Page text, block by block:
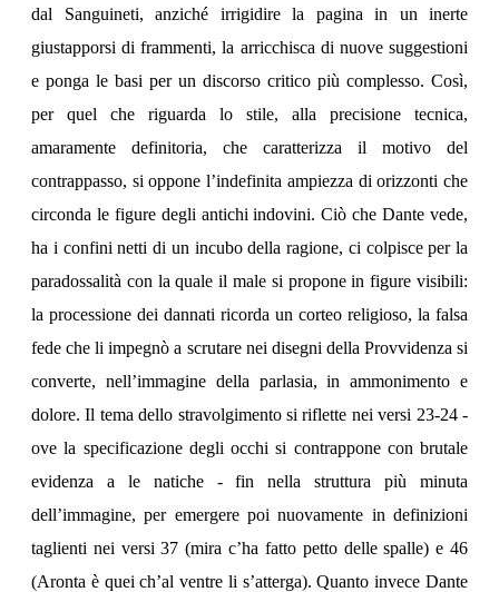
dal Sanguineti, anziché irrigidire la pagina in un inerte
giustapporsi di frammenti, la arricchisca di nuove suggestioni
e ponga le basi per un discorso critico più complesso. Così,
per quel che riguarda lo stile, alla precisione tecnica,
amaramente definitoria, che caratterizza il motivo del
contrappasso, si oppone l’indefinita ampiezza di orizzonti che
circonda le figure degli antichi indovini. Ciò che Dante vede,
ha i confini netti di un incubo della ragione, ci colpisce per la
paradossalità con la quale il male si propone in figure visibili:
la processione dei dannati ricorda un corteo religioso, la falsa
fede che li impegnò a scrutare nei disegni della Provvidenza si
converte, nell’immagine della parlasia, in ammonimento e
dolore. Il tema dello stravolgimento si riflette nei versi 23-24 -
ove la specificazione degli occhi si contrappone con brutale
evidenza a le natiche - fin nella struttura più minuta
dell’immagine, per emergere poi nuovamente in definizioni
taglienti nei versi 37 (mira c’ha fatto petto delle spalle) e 46
(Aronta è quei ch’al ventre li s’atterga). Quanto invece Dante